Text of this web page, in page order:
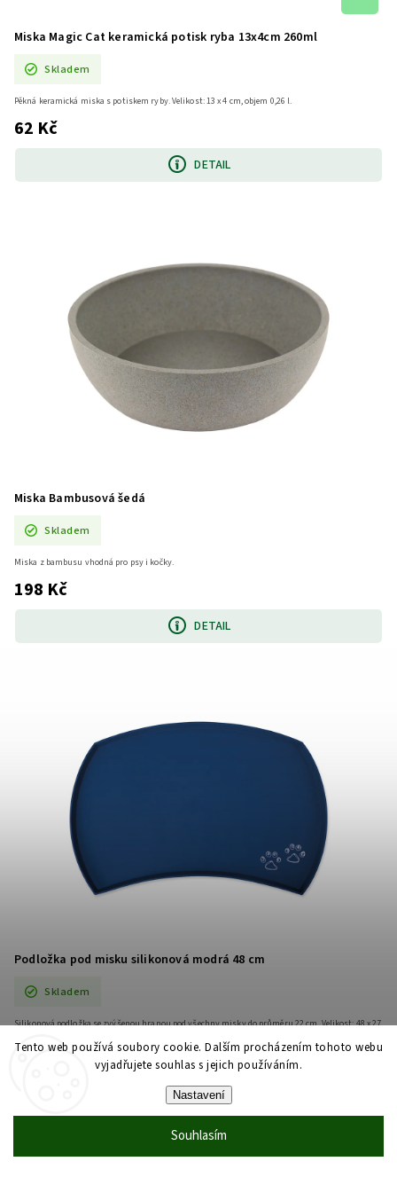
Tento web používá soubory cookie. Dalším procházením tohoto webu
vyjadřujete souhlas s jejich používáním.
Nastavení
Souhlasím
Miska Magic Cat keramická potisk ryba 13x4cm 260ml
Skladem
62 Kč
DETAIL
Pěkná keramická miska s potiskem ryby. Velikost: 13 x 4 cm, objem 0,26 l.
Miska Bambusová šedá
Skladem
198 Kč
DETAIL
Miska z bambusu vhodná pro psy i kočky.
Podložka pod misku silikonová modrá 48 cm
Skladem
DO KOŠÍKU
Silikonová podložka se zvýšenou hranou pod všechny misky do průměru 22 cm. Velikost: 48 x 27